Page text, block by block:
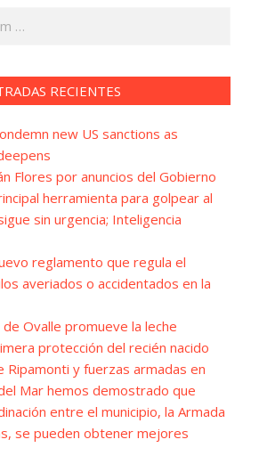
RECIENTES
new US sanctions as
Flores por anuncios del Gobierno
herramienta para golpear al
sin urgencia; Inteligencia
reglamento que regula el
averiados o accidentados en la
Ovalle promueve la leche
protección del recién nacido
Ripamonti y fuerzas armadas en
Mar hemos demostrado que
entre el municipio, la Armada
se pueden obtener mejores